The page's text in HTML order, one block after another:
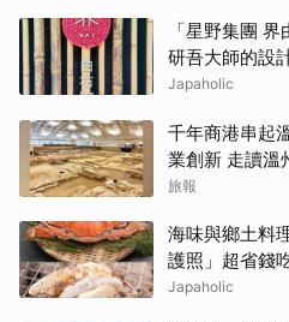
「星野集團
研吾大師的設
Japaholic
千年商港串起
業創新 走讀溫
旅報
海味與鄉土料
護照」超省錢
Japaholic